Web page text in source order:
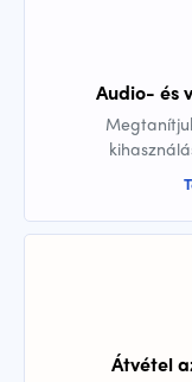
Audio- és
Átvétel